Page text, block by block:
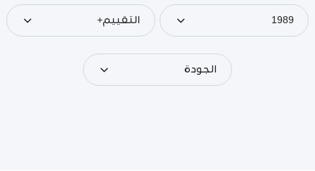
1989 التقييم+
الجودة